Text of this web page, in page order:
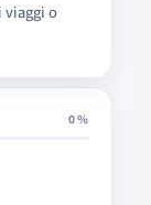
viaggi o
0%